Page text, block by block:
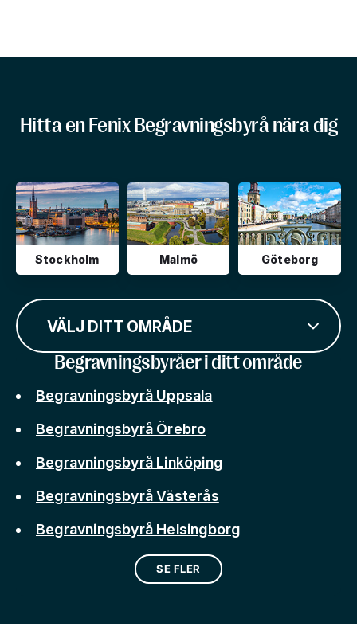
Hitta en Fenix Begravningsbyrå nära dig
Stockholm Malmö Göteborg
VÄLJ DITT OMRÅDE
Begravningsbyråer i ditt område
Begravningsbyrå Uppsala
Begravningsbyrå Örebro
Begravningsbyrå Linköping
Begravningsbyrå Västerås
Begravningsbyrå Helsingborg
SE FLER